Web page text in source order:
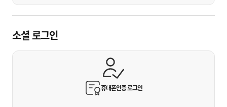
소셜 로그인
휴대폰인증로그인